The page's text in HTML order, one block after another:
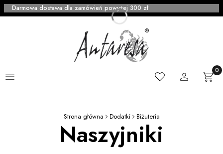
Darmowa dostawa dla zamówień powyżej 300 zł
Menu UlubioneZaloguj się
Strona główna Dodatki Biżuteria
Naszyjniki